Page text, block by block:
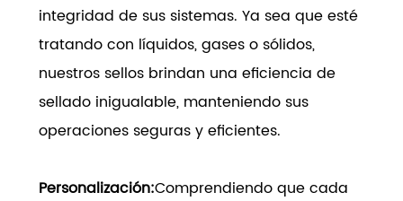
integridad de sus sistemas. Ya sea que esté
tratando con líquidos, gases o sólidos,
nuestros sellos brindan una eficiencia de
sellado inigualable, manteniendo sus
operaciones seguras y eficientes.
Personalización:Comprendiendo que cada